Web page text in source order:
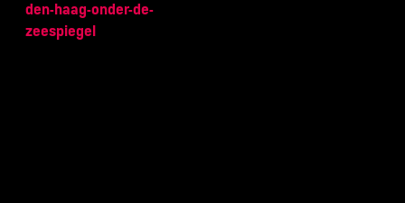
den-haag-onder-de-
zeespiegel